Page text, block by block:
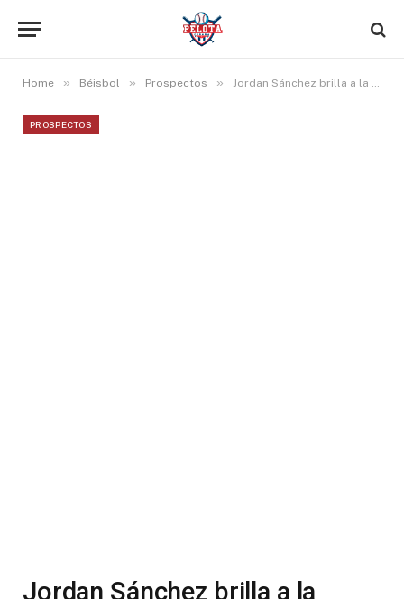
Home » Béisbol » Prospectos » Jordan Sánchez brilla a la ofensiva y Javier Chacón muestra dominio en Clase A
PROSPECTOS
Jordan Sánchez brilla a la